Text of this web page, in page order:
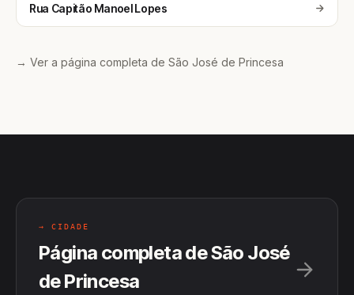
Rua Capitão Manoel Lopes
→ Ver a página completa de São José de Princesa
→ CIDADE
Página completa de São José
de Princesa